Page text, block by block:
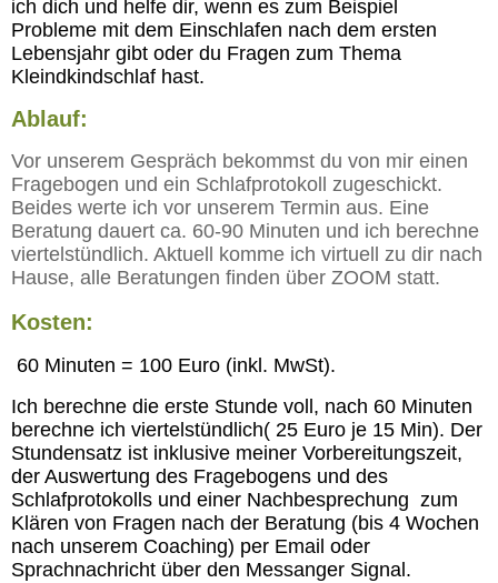
ich dich und helfe dir, wenn es zum Beispiel
Probleme mit dem Einschlafen nach dem ersten
Lebensjahr gibt oder du Fragen zum Thema
Kleindkindschlaf hast.
Ablauf:
Vor unserem Gespräch bekommst du von mir einen
Fragebogen und ein Schlafprotokoll zugeschickt.
Beides werte ich vor unserem Termin aus. Eine
Beratung dauert ca. 60-90 Minuten und ich berechne
viertelstündlich. Aktuell komme ich virtuell zu dir nach
Hause, alle Beratungen finden über ZOOM statt.
Kosten:
60 Minuten = 100 Euro (inkl. MwSt).
Ich berechne die erste Stunde voll, nach 60 Minuten
berechne ich viertelstündlich( 25 Euro je 15 Min). Der
Stundensatz ist inklusive meiner Vorbereitungszeit,
der Auswertung des Fragebogens und des
Schlafprotokolls und einer Nachbesprechung zum
Klären von Fragen nach der Beratung (bis 4 Wochen
nach unserem Coaching) per Email oder
Sprachnachricht über den Messanger Signal.